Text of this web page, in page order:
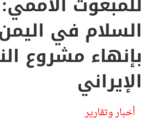
السلام في
بإنهاء مشروع
الإيراني
أخبار وتقارير